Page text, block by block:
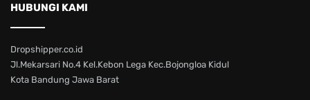
HUBUNGI KAMI
Dropshipper.co.id
Jl.Mekarsari No.4 Kel.Kebon Lega Kec.Bojongloa Kidul
Kota Bandung Jawa Barat